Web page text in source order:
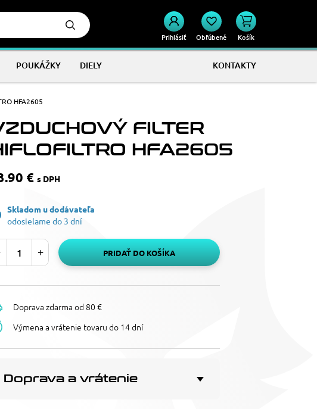
Prihlásiť Obľúbené Košík
POUKÁŽKY DIELY KONTAKTY
HFA2605
FILTER
HFA2605
€ s DPH
Skladom u dodávateľa
odosielame do 3 dní
PRIDAŤ DO KOŠÍKA
Doprava zdarma od 80 €
Výmena a vrátenie tovaru do 14 dní
Doprava a vrátenie